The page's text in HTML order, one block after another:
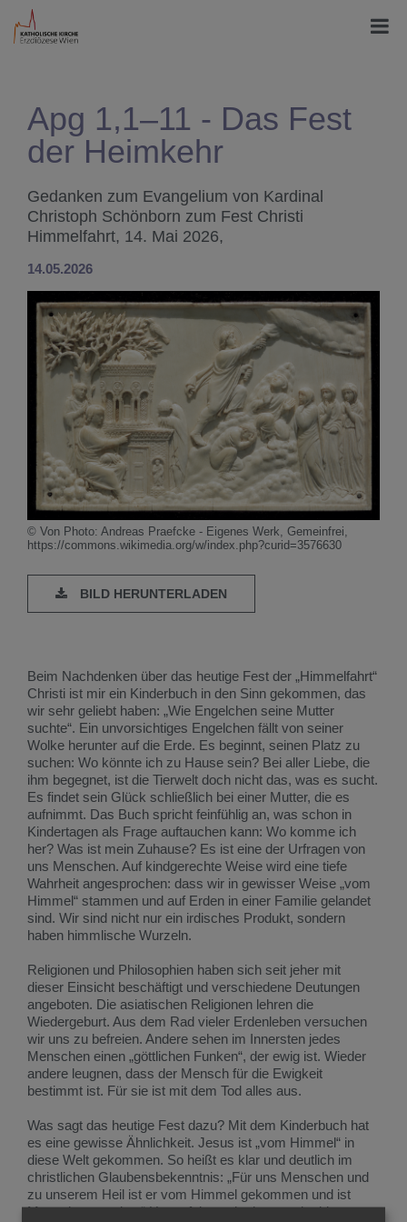
Apg 1,1–11 - Das Fest
der Heimkehr
Gedanken zum Evangelium von Kardinal
Christoph Schönborn zum Fest Christi
Himmelfahrt, 14. Mai 2026,
14.05.2026
© Von Photo: Andreas Praefcke - Eigenes Werk, Gemeinfrei,
https://commons.wikimedia.org/w/index.php?curid=3576630
BILD HERUNTERLADEN
Beim Nachdenken über das heutige Fest der „Himmelfahrt“
Christi ist mir ein Kinderbuch in den Sinn gekommen, das
wir sehr geliebt haben: „Wie Engelchen seine Mutter
suchte“. Ein unvorsichtiges Engelchen fällt von seiner
Wolke herunter auf die Erde. Es beginnt, seinen Platz zu
suchen: Wo könnte ich zu Hause sein? Bei aller Liebe, die
ihm begegnet, ist die Tierwelt doch nicht das, was es sucht.
Es findet sein Glück schließlich bei einer Mutter, die es
aufnimmt. Das Buch spricht feinfühlig an, was schon in
Kindertagen als Frage auftauchen kann: Wo komme ich
her? Was ist mein Zuhause? Es ist eine der Urfragen von
uns Menschen. Auf kindgerechte Weise wird eine tiefe
Wahrheit angesprochen: dass wir in gewisser Weise „vom
Himmel“ stammen und auf Erden in einer Familie gelandet
sind. Wir sind nicht nur ein irdisches Produkt, sondern
haben himmlische Wurzeln.
Religionen und Philosophien haben sich seit jeher mit
dieser Einsicht beschäftigt und verschiedene Deutungen
angeboten. Die asiatischen Religionen lehren die
Wiedergeburt. Aus dem Rad vieler Erdenleben versuchen
wir uns zu befreien. Andere sehen im Innersten jedes
Menschen einen „göttlichen Funken“, der ewig ist. Wieder
andere leugnen, dass der Mensch für die Ewigkeit
bestimmt ist. Für sie ist mit dem Tod alles aus.
Was sagt das heutige Fest dazu? Mit dem Kinderbuch hat
es eine gewisse Ähnlichkeit. Jesus ist „vom Himmel“ in
diese Welt gekommen. So heißt es klar und deutlich im
christlichen Glaubensbekenntnis: „Für uns Menschen und
zu unserem Heil ist er vom Himmel gekommen und ist
Mensch geworden.“ Heute feiern wir, dass er dorthin